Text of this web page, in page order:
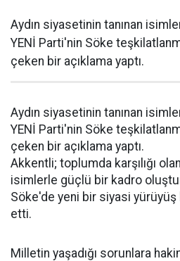
Aydın siyasetinin tanınan
YENİ Parti'nin Söke
çeken bir açıklama yaptı.
Aydın siyasetinin tanınan
YENİ Parti'nin Söke
çeken bir açıklama yaptı.
Akkentli; toplumda karşılığı
isimlerle güçlü bir kadro
Söke'de yeni bir siyasi yürüyüş
etti.
Milletin yaşadığı sorunlara